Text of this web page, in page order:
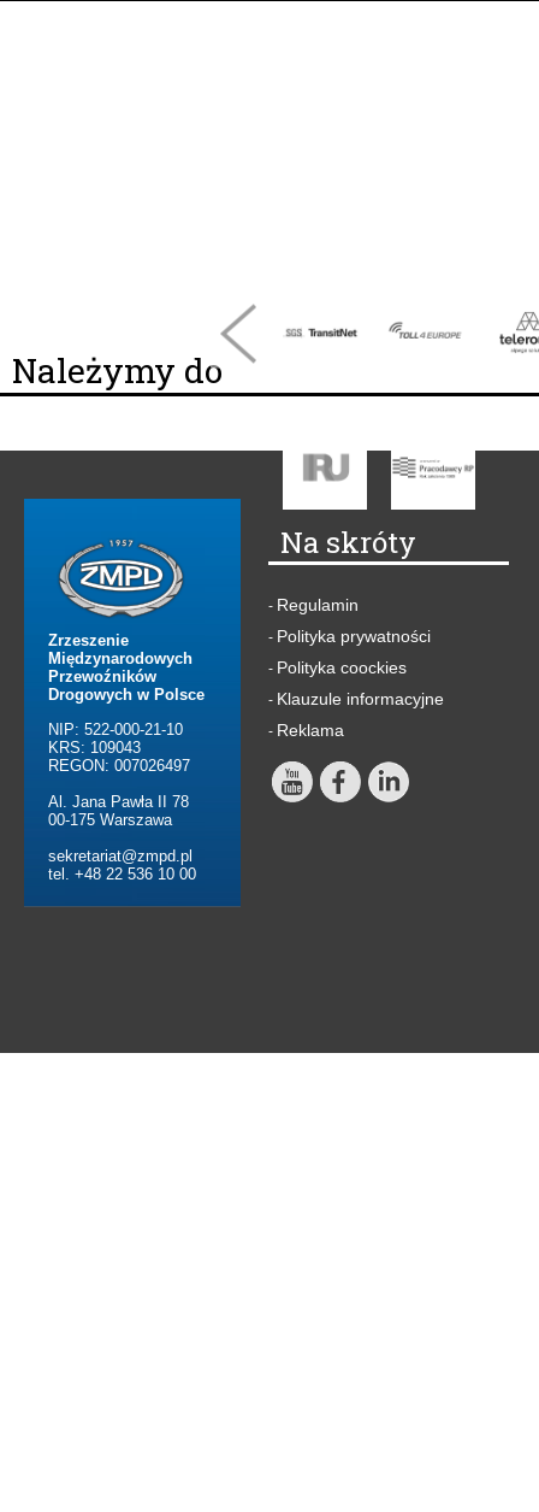
Należymy do
Zrzeszenie
Międzynarodowych
Przewoźników
Drogowych w Polsce
NIP: 522-000-21-10
KRS: 109043
REGON: 007026497
Al. Jana Pawła II 78
00-175 Warszawa
sekretariat@zmpd.pl
tel. +48 22 536 10 00
Na skróty
- Regulamin
- Polityka prywatności
- Polityka coockies
- Klauzule informacyjne
- Reklama